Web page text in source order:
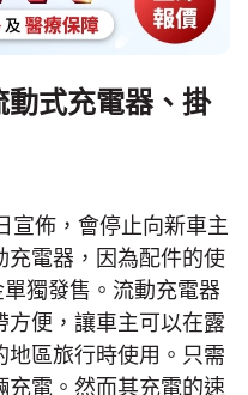
式充電器、掛
宣佈，會停止向新車主
充電器，因為配件的使
獨發售。流動充電器
方便，讓車主可以在露
地區旅行時使用。只需
充電。然而其充電的速